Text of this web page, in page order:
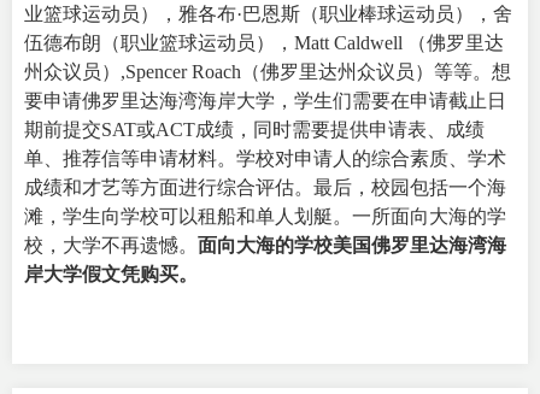
业篮球运动员），雅各布·巴恩斯（职业棒球运动员），舍
伍德布朗（职业篮球运动员），Matt Caldwell （佛罗里达
州众议员）,Spencer Roach（佛罗里达州众议员）等等。想
要申请佛罗里达海湾海岸大学，学生们需要在申请截止日
期前提交SAT或ACT成绩，同时需要提供申请表、成绩
单、推荐信等申请材料。学校对申请人的综合素质、学术
成绩和才艺等方面进行综合评估。最后，校园包括一个海
滩，学生向学校可以租船和单人划艇。一所面向大海的学
校，大学不再遗憾。 面向大海的学校美国佛罗里达海湾海
岸大学假文凭购买。